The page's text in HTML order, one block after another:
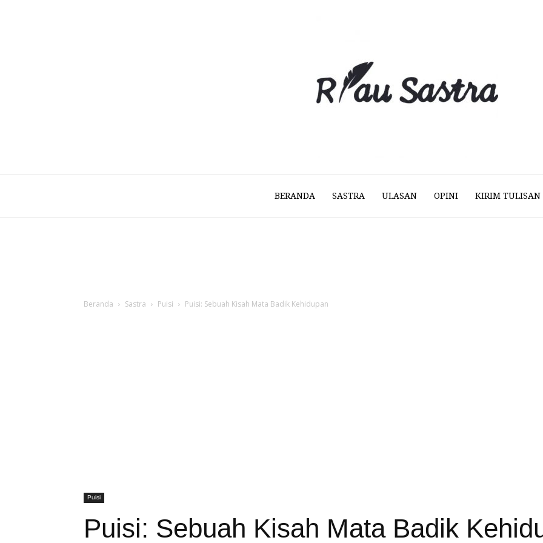
Riau
BERANDA SASTRA ULASAN OPINI KIRIM TULISAN
Beranda Sastra Puisi Puisi: Sebuah Kisah Mata Badik Kehidupan
Puisi
Puisi: Sebuah Kisah Mata Badik